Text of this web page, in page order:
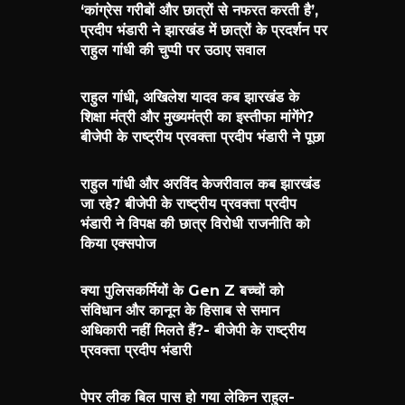
‘कांग्रेस गरीबों और छात्रों से नफरत करती है’,
प्रदीप भंडारी ने झारखंड में छात्रों के प्रदर्शन पर
राहुल गांधी की चुप्पी पर उठाए सवाल
राहुल गांधी, अखिलेश यादव कब झारखंड के
शिक्षा मंत्री और मुख्यमंत्री का इस्तीफा मांगेंगे?
बीजेपी के राष्ट्रीय प्रवक्ता प्रदीप भंडारी ने पूछा
राहुल गांधी और अरविंद केजरीवाल कब झारखंड
जा रहे? बीजेपी के राष्ट्रीय प्रवक्ता प्रदीप
भंडारी ने विपक्ष की छात्र विरोधी राजनीति को
किया एक्सपोज
क्या पुलिसकर्मियों के Gen Z बच्चों को
संविधान और कानून के हिसाब से समान
अधिकारी नहीं मिलते हैं?- बीजेपी के राष्ट्रीय
प्रवक्ता प्रदीप भंडारी
पेपर लीक बिल पास हो गया लेकिन राहुल-